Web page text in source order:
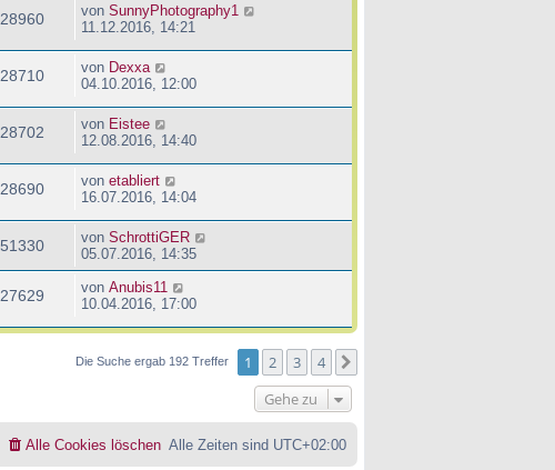
28960 von SunnyPhotography1
11.12.2016, 14:21
28710 von Dexxa
04.10.2016, 12:00
28702 von Eistee
12.08.2016, 14:40
28690 von etabliert
16.07.2016, 14:04
51330 von SchrottiGER
05.07.2016, 14:35
27629 von Anubis11
10.04.2016, 17:00
Die Suche ergab 192 Treffer 1 2 3 4
Gehe zu
Alle Zeiten sind UTC+02:00
Alle Cookies löschen